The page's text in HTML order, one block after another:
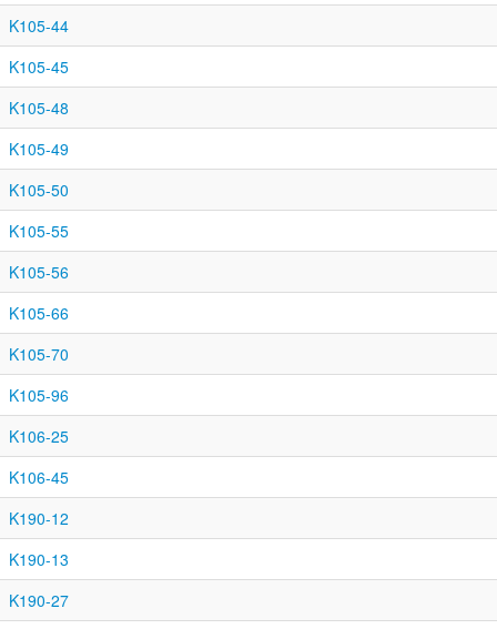
K105-44
K105-45
K105-48
K105-49
K105-50
K105-55
K105-56
K105-66
K105-70
K105-96
K106-25
K106-45
K190-12
K190-13
K190-27